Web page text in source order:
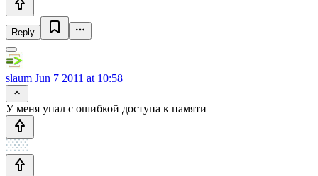
Reply
slaum Jun 7 2011 at 10:58
У меня упал с ошибкой доступа к памяти